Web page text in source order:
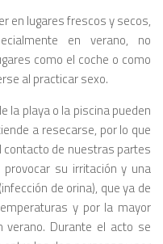
en lugares frescos y secos,
en verano, no
como el coche o como
al practicar sexo.
la playa o la piscina pueden
a resecarse, por lo que
de nuestras partes
su irritación y una
de orina), que ya de
y por la mayor
verano. Durante el acto se